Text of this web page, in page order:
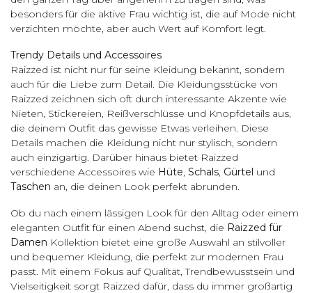
besonders für die aktive Frau wichtig ist, die auf Mode nicht
verzichten möchte, aber auch Wert auf Komfort legt.
Trendy Details und Accessoires
Raizzed ist nicht nur für seine Kleidung bekannt, sondern
auch für die Liebe zum Detail. Die Kleidungsstücke von
Raizzed zeichnen sich oft durch interessante Akzente wie
Nieten, Stickereien, Reißverschlüsse und Knopfdetails aus,
die deinem Outfit das gewisse Etwas verleihen. Diese
Details machen die Kleidung nicht nur stylisch, sondern
auch einzigartig. Darüber hinaus bietet Raizzed
verschiedene Accessoires wie Hüte, Schals, Gürtel und
Taschen an, die deinen Look perfekt abrunden.
Ob du nach einem lässigen Look für den Alltag oder einem
eleganten Outfit für einen Abend suchst, die Raizzed für
Damen Kollektion bietet eine große Auswahl an stilvoller
und bequemer Kleidung, die perfekt zur modernen Frau
passt. Mit einem Fokus auf Qualität, Trendbewusstsein und
Vielseitigkeit sorgt Raizzed dafür, dass du immer großartig